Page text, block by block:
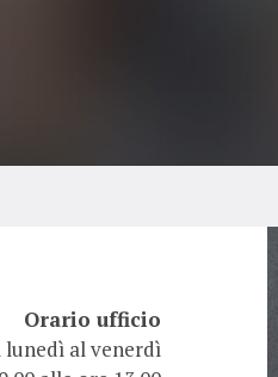
Orario ufficio
lunedì al venerdì